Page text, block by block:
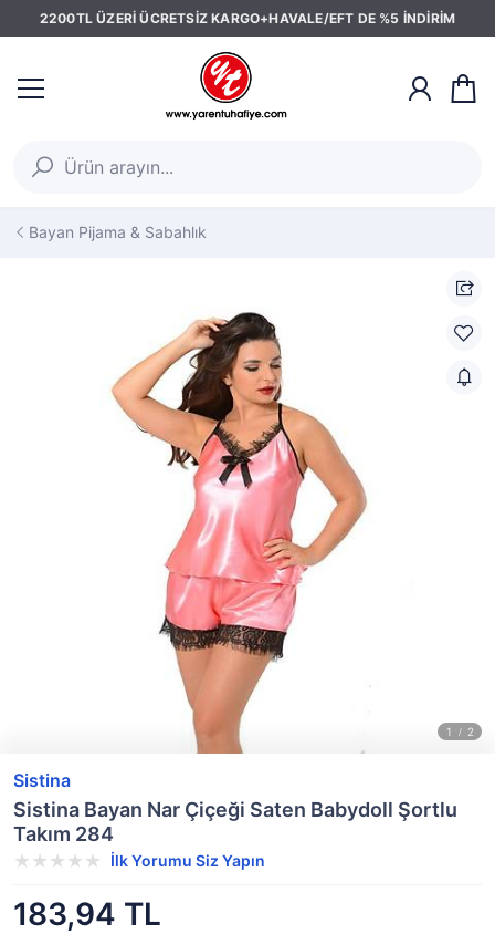
2200TL ÜZERİ ÜCRETSİZ KARGO+HAVALE/EFT DE %5 İNDİRİM
Bayan Pijama & Sabahlık
Sistina
Sistina Bayan Nar Çiçeği Saten Babydoll Şortlu
Takım 284
İlk Yorumu Siz Yapın
183,94 TL